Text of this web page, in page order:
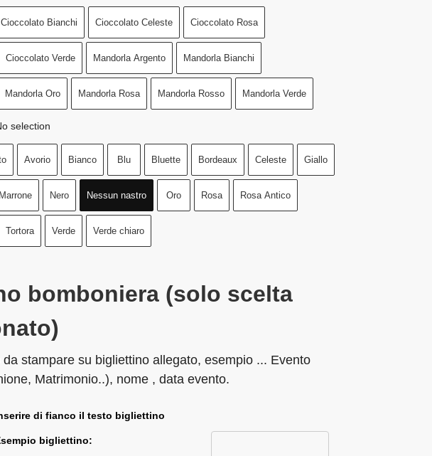
Cioccolato Bianchi Cioccolato Celeste Cioccolato Rosa
Cioccolato Verde Mandorla Argento Mandorla Bianchi
Mandorla Oro Mandorla Rosa Mandorla Rosso Mandorla Verde
selection
Avorio Bianco Blu Bluette Bordeaux Celeste Giallo
Marrone Nero Nessun nastro Oro Rosa Rosa Antico
Tortora Verde Verde chiaro
bomboniera (solo scelta
stampare su bigliettino allegato, esempio ... Evento
Matrimonio..), nome , data evento.
di fianco il testo bigliettino
bigliettino: